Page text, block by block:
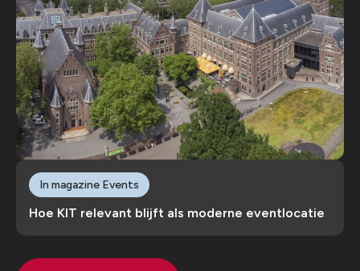
Hoe KIT relevant blijft als moderne eventlocatie
In magazine Events